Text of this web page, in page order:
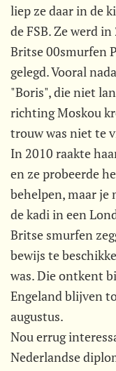
liep ze daar in de
de FSB. Ze werd
Britse 00smurfen
gelegd. Vooral
"Boris", die niet
richting Moskou
trouw was niet te
In 2010 raakte
en ze probeerde
behelpen, maar je
de kadi in een
Britse smurfen
bewijs te
was. Die ontkent
Engeland blijven
augustus.
Nou errug
Nederlandse